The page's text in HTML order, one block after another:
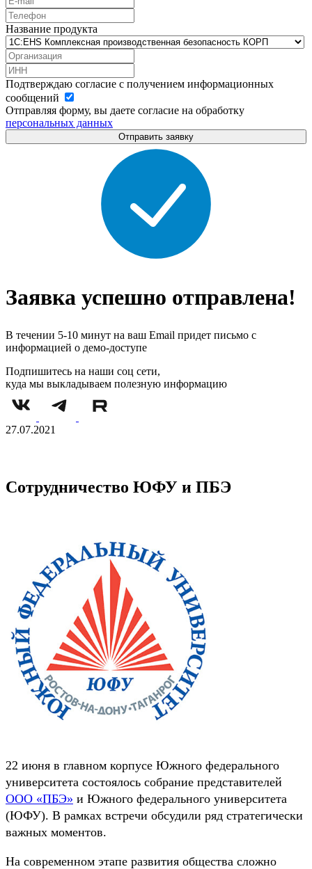
Название продукта
Подтверждаю согласие с получением информационных
сообщений
Отправляя форму, вы даете согласие на обработку
персональных данных
Отправить заявку
Заявка успешно отправлена!
В течении 5-10 минут на ваш Email придет письмо с
информацией о демо-доступе
Подпишитесь на наши соц сети,
куда мы выкладываем полезную информацию
27.07.2021
Сотрудничество ЮФУ и ПБЭ
22 июня в главном корпусе Южного федерального
университета состоялось собрание представителей
ООО «ПБЭ» и Южного федерального университета
(ЮФУ). В рамках встречи обсудили ряд стратегически
важных моментов.
На современном этапе развития общества сложно